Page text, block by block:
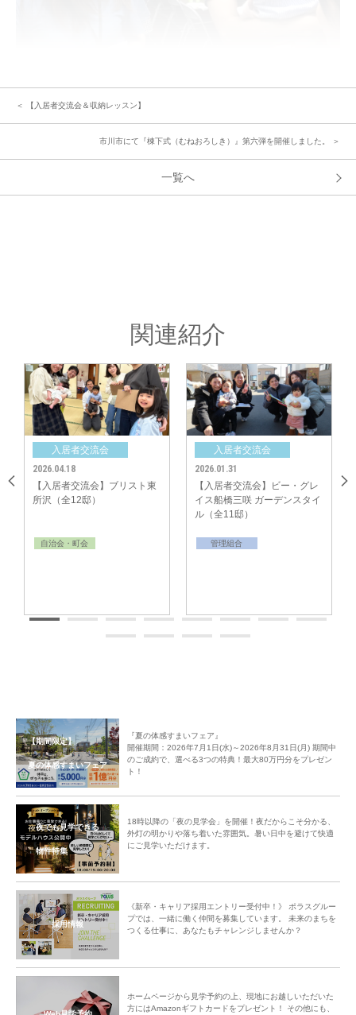
説明会の後は交流タイム♪
今回、挨拶をした方のお名前をビンゴカードのマスに記入して埋めていく
「お名前ビンゴ大会」を実施。
お名前をお伺いして、ビンゴカードのマスを埋めていきます。
《参加されたみなさんのご感想》
「ご近所のかたとコミュニケーションを図れ楽しいいい機会になりまし
た。」
＜ 【入居者交流会＆収納レッスン】
市川市にて『棟下式（むねおろしき）』第六弾を開催しました。 ＞
一覧へ
関連紹介
入居者交流会
居者交流会】ブリスト東
（全12邸）
治会・町会
入居者交流会
【入居者交流会】ビー・グレ
イス船橋三咲 ガーデンスタイ
ル（全11邸）
【入居者
イス梅郷
【期間限定】
夏の体感すまいフェア
『夏の体感すまいフェア』
開催期間：2026年7月1日(水)～2026年8月31日(月) 期間中
のご成約で、選べる3つの特典！最大80万円分をプレゼン
ト！
夜でも見学できる
物件特集
18時以降の「夜の見学会」を開催！夜だからこそ分かる、
外灯の明かりや落ち着いた雰囲気。暑い日中を避けて快適
にご見学いただけます。
採用情報
《新卒・キャリア採用エントリー受付中！》 ポラスグルー
プでは、一緒に働く仲間を募集しています。 未来のまちを
つくる仕事に、あなたもチャレンジしませんか？
ホームページから見学予約の上、現地にお越しいただいた
方にはAmazonギフトカードをプレゼント！ その他にも、